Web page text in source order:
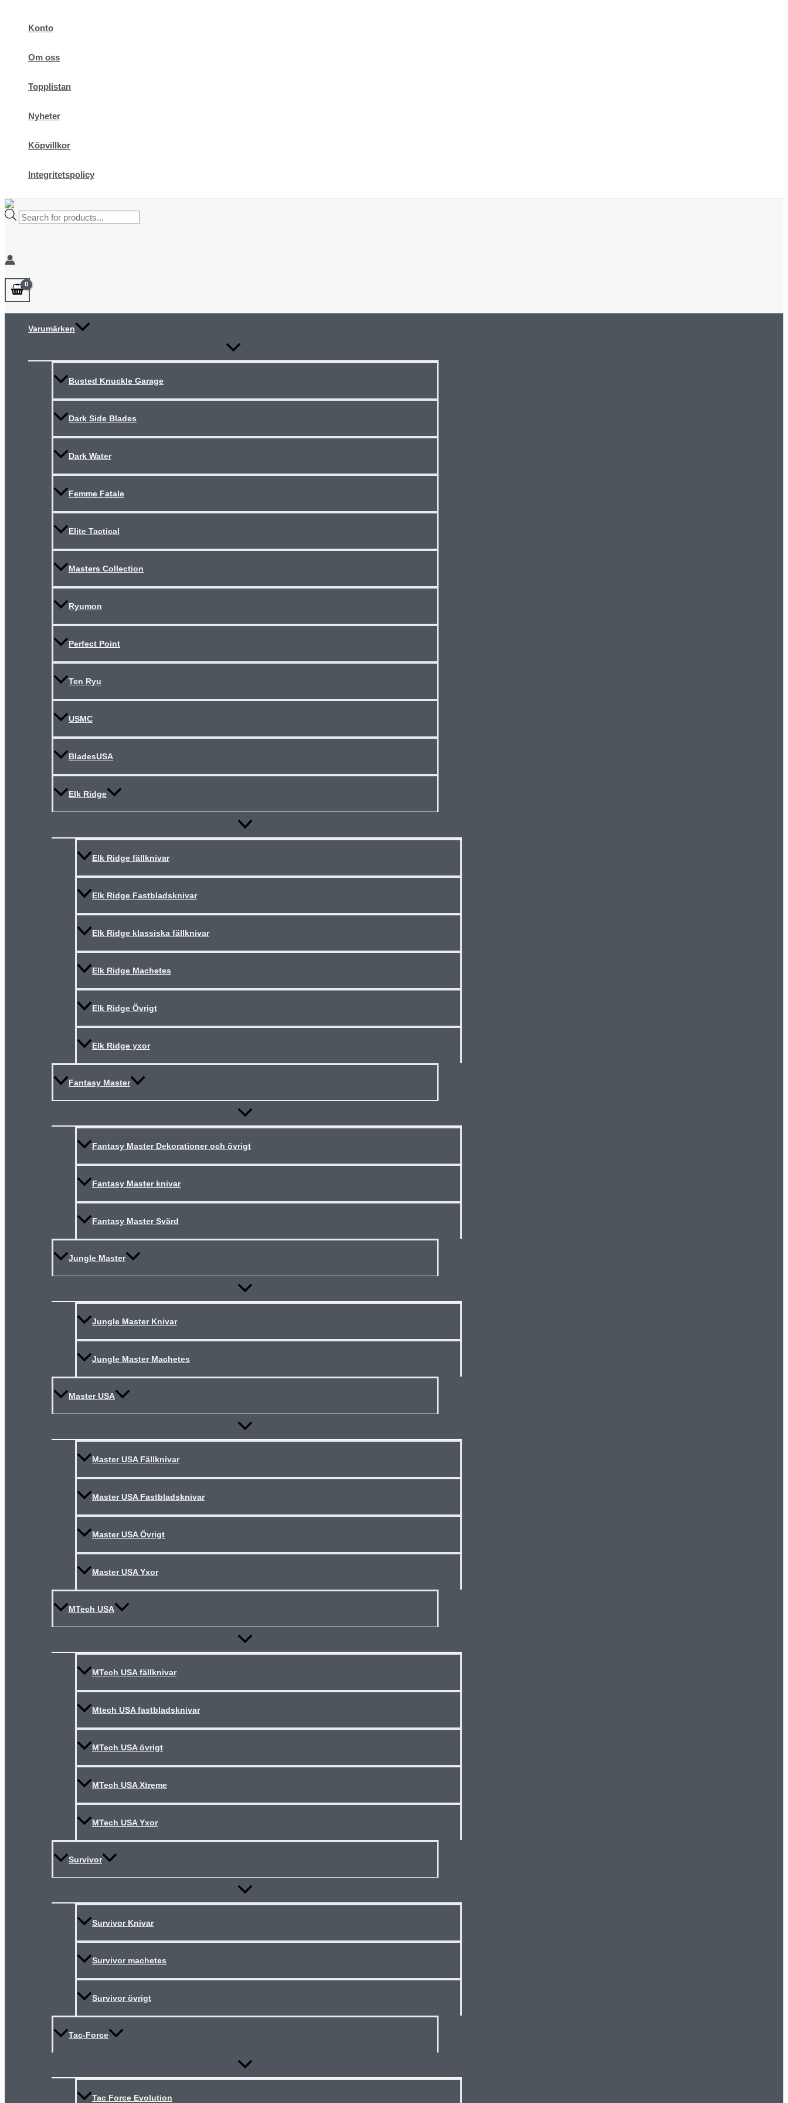
innehållKonto
Om oss
Topplistan
Nyheter
Köpvillkor
Integritetspolicy
Products
search
Varumärken
Slå
meny
Busted Knuckle Garage
Dark Side Blades
Dark Water
Femme Fatale
Elite Tactical
Masters Collection
Ryumon
Perfect Point
Ten Ryu
USMC
BladesUSA
Elk Ridge
Slå
meny
Elk Ridge fällknivar
Elk Ridge Fastbladsknivar
Elk Ridge klassiska fällknivar
Elk Ridge Machetes
Elk Ridge Övrigt
Elk Ridge yxor
Fantasy Master
Slå
meny
Fantasy Master Dekorationer och övrigt
Fantasy Master knivar
Fantasy Master Svärd
Jungle Master
Slå
meny
Jungle Master Knivar
Jungle Master Machetes
Master USA
Slå
meny
Master USA Fällknivar
Master USA Fastbladsknivar
Master USA Övrigt
Master USA Yxor
MTech USA
Slå
meny
MTech USA fällknivar
Mtech USA fastbladsknivar
MTech USA övrigt
MTech USA Xtreme
MTech USA Yxor
Survivor
Slå
meny
Survivor Knivar
Survivor machetes
Survivor övrigt
Tac-Force
Slå
meny
Tac Force Evolution